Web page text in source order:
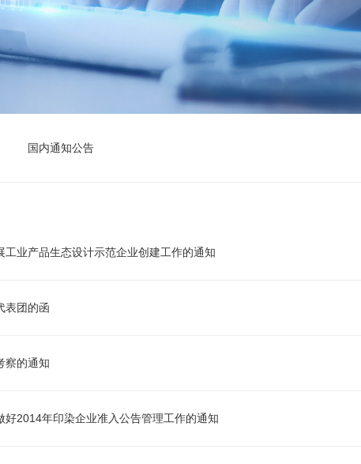
国内通知公告
业产品生态设计示范企业创建工作的通知
表团的函
察的通知
2014年印染企业准入公告管理工作的通知